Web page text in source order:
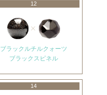
12
ブラックルチルクォーツ
ブラックスピネル
14